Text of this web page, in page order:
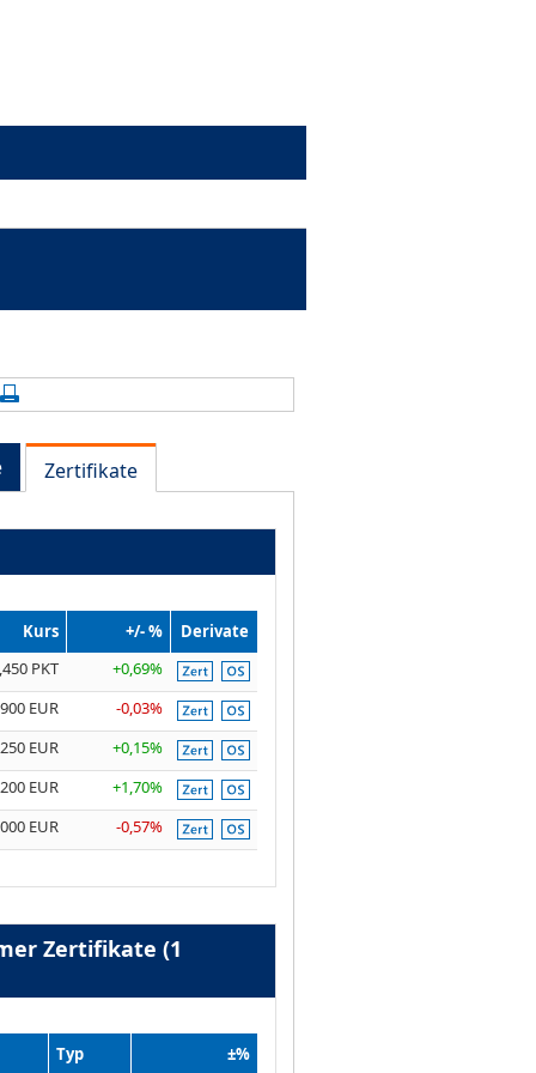
aktualisieren
Zertifikate
Kurs +/- %
Derivate
PKT
+0,69%
EUR
-0,03%
EUR
+0,15%
EUR
+1,70%
EUR
-0,57%
Zertifikate (1
Typ ±%